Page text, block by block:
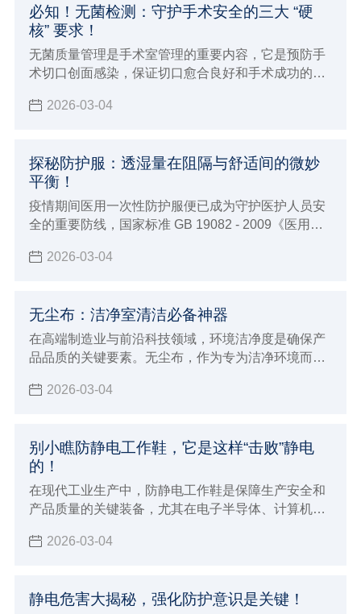
必知！无菌检测：守护手术安全的三大 “硬
核” 要求！
无菌质量管理是手术室管理的重要内容，它是预防手
术切口创面感染，保证切口愈合良好和手术成功的必
2026-03-04
探秘防护服：透湿量在阻隔与舒适间的微妙
平衡！
疫情期间医用一次性防护服便已成为守护医护人员安
全的重要防线，国家标准 GB 19082 - 2009《医用一
2026-03-04
无尘布：洁净室清洁必备神器
在高端制造业与前沿科技领域，环境洁净度是确保产
品品质的关键要素。无尘布，作为专为洁净环境而生
2026-03-04
别小瞧防静电工作鞋，它是这样“击败”静电
的！
在现代工业生产中，防静电工作鞋是保障生产安全和
产品质量的关键装备，尤其在电子半导体、计算机、
2026-03-04
静电危害大揭秘，强化防护意识是关键！